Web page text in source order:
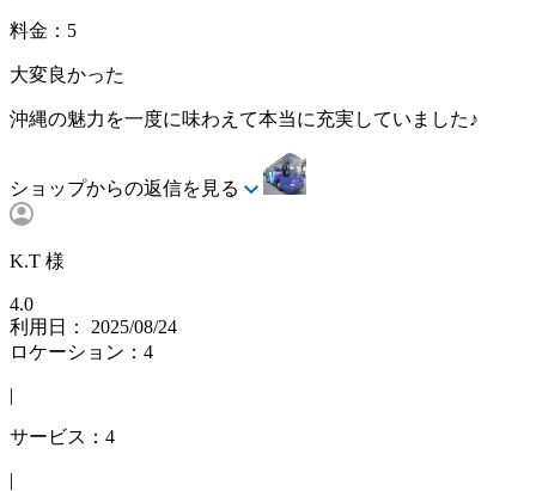
料金：5
大変良かった
沖縄の魅力を一度に味わえて本当に充実していました♪
ショップからの返信を見る
K.T 様
4.0
利用日： 2025/08/24
ロケーション：4
|
サービス：4
|